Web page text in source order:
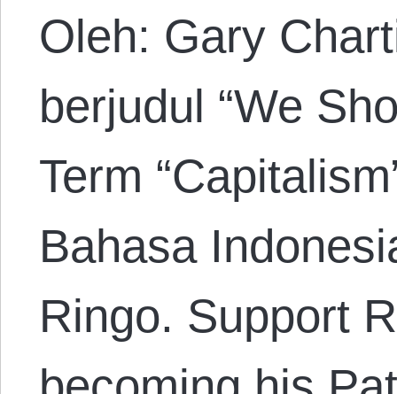
Oleh: Gary
berjudul “We
Term
Bahasa
Ringo. Support